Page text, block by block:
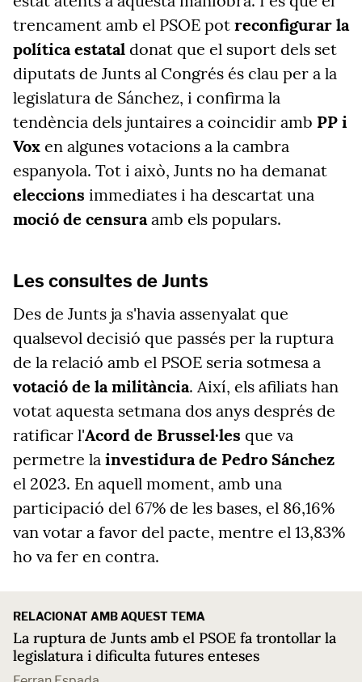
trencament amb el PSOE pot reconfigurar la
política estatal donat que el suport dels set
diputats de Junts al Congrés és clau per a la
legislatura de Sánchez, i confirma la
tendència dels juntaires a coincidir amb PP i
Vox en algunes votacions a la cambra
espanyola. Tot i això, Junts no ha demanat
eleccions immediates i ha descartat una
moció de censuraamb els populars.
Les consultes de Junts
Des de Junts ja s'havia assenyalat que
qualsevol decisió que passés per la ruptura
de la relació amb el PSOE seria sotmesa a
votació de la militància. Així, els afiliats han
votat aquesta setmana dos anys després de
ratificar l'Acord de Brussel·les que va
permetre la investidura de Pedro Sánchez
el 2023. En aquell moment, amb una
participació del 67% de les bases, el 86,16%
van votar a favor del pacte, mentre el 13,83%
ho va fer en contra.
RELACIONAT AMB AQUEST TEMA
La ruptura de Junts amb el PSOE fa trontollar la
legislatura i dificulta futures enteses